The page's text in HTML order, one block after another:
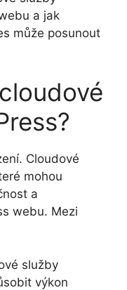
a jak
může posunout
Cloudové
mohou
a
webu. Mezi
služby
výkon